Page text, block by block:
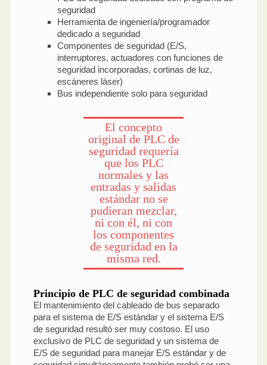
seguridad
Herramienta de ingeniería/programador
dedicado a seguridad
Componentes de seguridad (E/S,
interruptores, actuadores con funciones de
seguridad incorporadas, cortinas de luz,
escáneres láser)
Bus independiente solo para seguridad
El concepto
original de PLC de
seguridad requería
que los PLC
normales y las
entradas y salidas
estándar no se
pudieran mezclar,
ni con él, ni con
los componentes
de seguridad en la
misma red.
Principio de PLC de seguridad combinada
El mantenimiento del cableado de bus separado
para el sistema de E/S estándar y el sistema E/S
de seguridad resultó ser muy costoso. El uso
exclusivo de PLC de seguridad y un sistema de
E/S de seguridad para manejar E/S estándar y de